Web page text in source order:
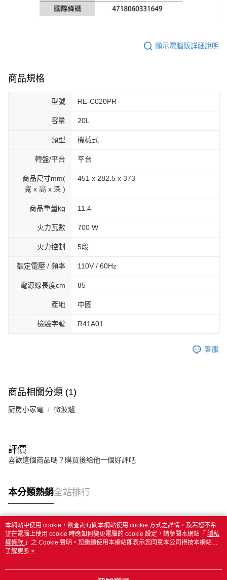
顯示電腦版詳細說明
商品規格
型號 RE-C020PR
容量 20L
類型 機械式
轉盤/平台 平台
商品尺寸mm(
寬 x 高 x 深 )
451 x 282.5 x 373
商品重量kg 11.4
火力瓦數 700 W
火力控制 5段
額定電壓 / 頻率 110V / 60Hz
電源線長度cm 85
產地 中國
檢驗字號 R41A01
客服
商品相關分類 (1)
廚房小家電 微波爐
評價
喜歡這個商品嗎？購買後給他一個好評吧
本分類熱銷全站排行
熱門標籤
本網站中使用 cookie，欲查詢有關本網站使用 cookie 方式之詳情，及若您不希
望在電腦上使用 cookie 時應如何變更電腦的 cookie 設定，請參閱本網站「 隱私
權條款 」之 Cookie 聲明。您繼續使用本網站即表示您同意本公司得按本網站使
用條款之 Cookie 聲明使用 cookie。
了解更多 >